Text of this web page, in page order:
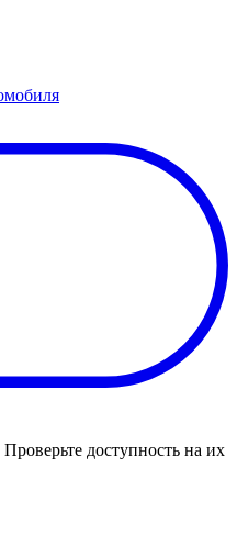
Проверьте доступность на их